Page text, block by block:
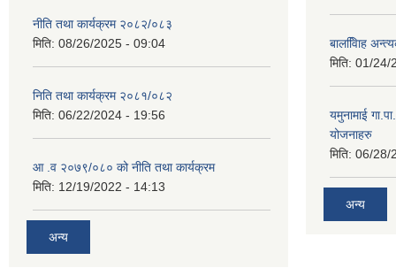
नीति तथा कार्यक्रम २०८२/०८३
मिति: 08/26/2025 - 09:04
निति तथा कार्यक्रम २०८१/०८२
मिति: 06/22/2024 - 19:56
आ .व २०७९/०८० को नीति तथा कार्यक्रम
मिति: 12/19/2022 - 14:13
अन्य
बालवििाह
मिति: 01/24/
यमुनामाई
योजनाहरु
मिति: 06/28/
अन्य